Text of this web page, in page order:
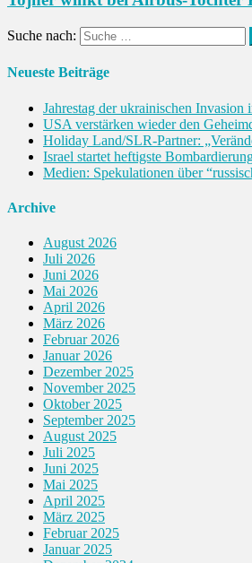
Suche nach:
Neueste Beiträge
Jahrestag der ukrainischen
USA verstärken wieder den
Holiday Land/SLR-Partner:
Israel startet heftigste
Medien: Spekulationen über
Archive
August 2026
Juli 2026
Juni 2026
Mai 2026
April 2026
März 2026
Februar 2026
Januar 2026
Dezember 2025
November 2025
Oktober 2025
September 2025
August 2025
Juli 2025
Juni 2025
Mai 2025
April 2025
März 2025
Februar 2025
Januar 2025